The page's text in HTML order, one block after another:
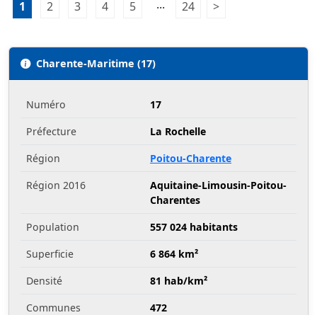
1 Page 1
2 Page 2
3 Page 3
4 Page 4
5 Page 5
... 24 Page 24
>
Charente-Maritime (17)
Numéro
17
Préfecture
La Rochelle
Région
Poitou-Charente
Région 2016
Aquitaine-Limousin-Poitou-
Charentes
Population
557 024 habitants
Superficie
6 864 km²
Densité
81 hab/km²
Communes
472